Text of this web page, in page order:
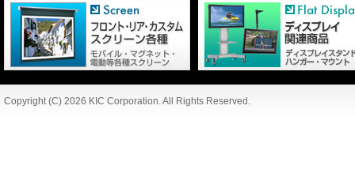
Copyright (C) 2026 KIC Corporation. All Rights Reserved.